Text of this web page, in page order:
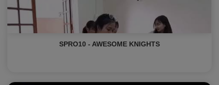
SPRO10 - AWESOME KNIGHTS